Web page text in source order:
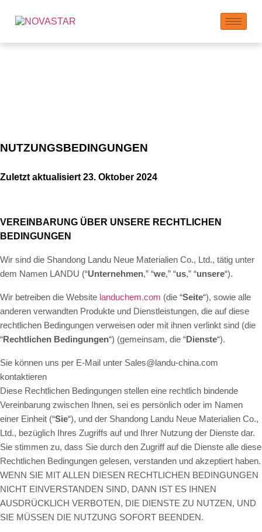
NUTZUNGSBEDINGUNGEN
Zuletzt aktualisiert 23. Oktober 2024
VEREINBARUNG ÜBER UNSERE RECHTLICHEN
BEDINGUNGEN
Wir sind die Shandong Landu Neue Materialien Co., Ltd., tätig unter
dem Namen LANDU (“Unternehmen,” “we,” “us,” “unsere“).
Wir betreiben die Website landuchem.com (die “Seite“), sowie alle
anderen verwandten Produkte und Dienstleistungen, die auf diese
rechtlichen Bedingungen verweisen oder mit ihnen verlinkt sind (die
“Rechtlichen Bedingungen“) (gemeinsam, die “Dienste“).
Sie können uns per E-Mail unter Sales@landu-china.com
kontaktieren
Diese Rechtlichen Bedingungen stellen eine rechtlich bindende
Vereinbarung zwischen Ihnen, sei es persönlich oder im Namen
einer Einheit (“Sie“), und der Shandong Landu Neue Materialien Co.,
Ltd., bezüglich Ihres Zugriffs auf und Ihrer Nutzung der Dienste dar.
Sie stimmen zu, dass Sie durch den Zugriff auf die Dienste alle diese
Rechtlichen Bedingungen gelesen, verstanden und akzeptiert haben.
WENN SIE MIT ALLEN DIESEN RECHTLICHEN BEDINGUNGEN
NICHT EINVERSTANDEN SIND, DANN IST ES IHNEN
AUSDRÜCKLICH VERBOTEN, DIE DIENSTE ZU NUTZEN, UND
SIE MÜSSEN DIE NUTZUNG SOFORT BEENDEN.